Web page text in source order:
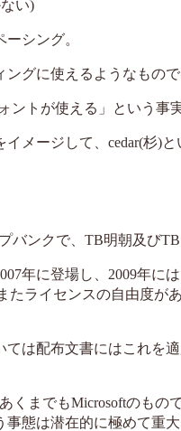
い)
シング。
グに使えるようなもので
トが使える」という事
メージして、cedar(杉)
ンクで、TB明朝及びTB
年に登場し、2009年に
たライセンスの自由度が
は配布文書にはこれを
くまでもMicrosoftのもの
態は潜在的に極めて重